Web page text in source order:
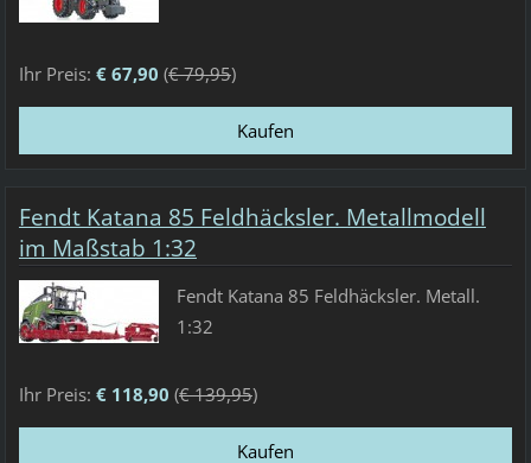
Ihr Preis: € 67,90 (€ 79,95)
Fendt Katana 85 Feldhäcksler. Metallmodell
im Maßstab 1:32
Fendt Katana 85 Feldhäcksler. Metall.
1:32
Ihr Preis: € 118,90 (€ 139,95)